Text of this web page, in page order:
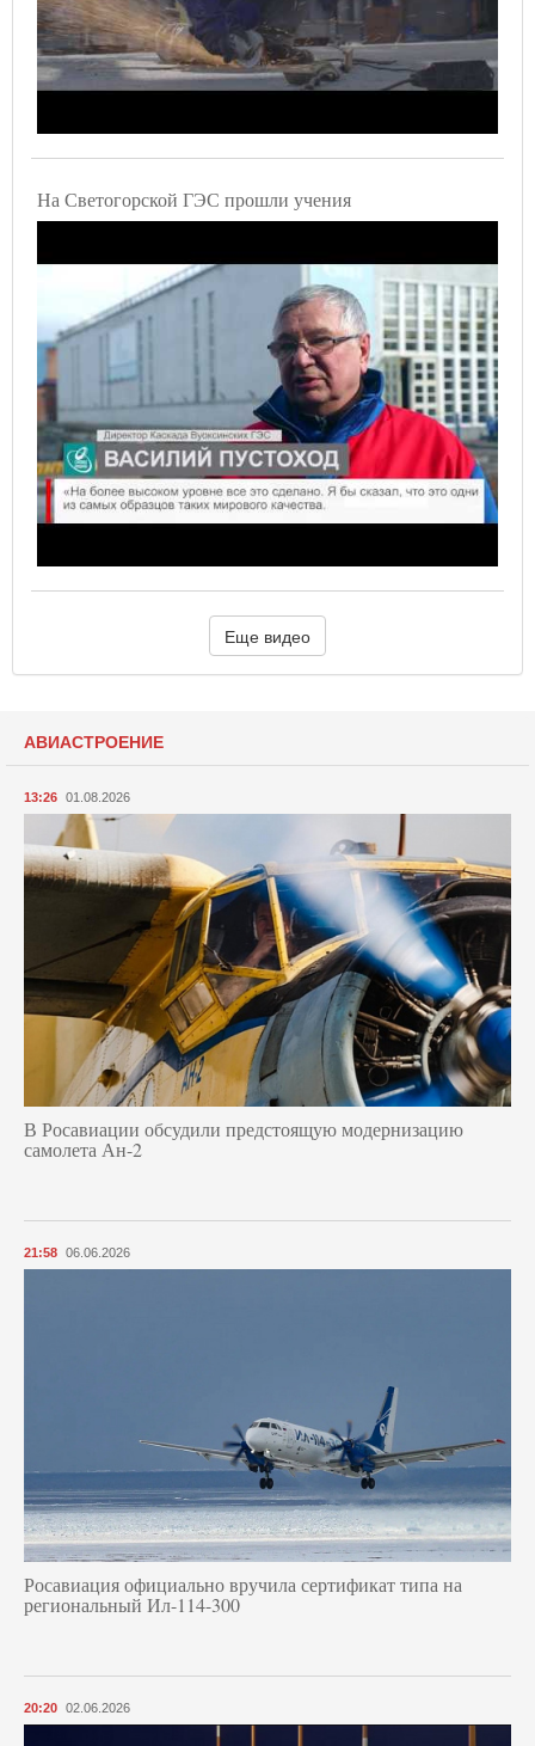
На Светогорской ГЭС прошли учения
Еще видео
АВИАСТРОЕНИЕ
13:26 01.08.2026
В Росавиации обсудили предстоящую модернизацию
самолета Ан-2
21:58 06.06.2026
Росавиация официально вручила сертификат типа на
региональный Ил-114-300
20:20 02.06.2026